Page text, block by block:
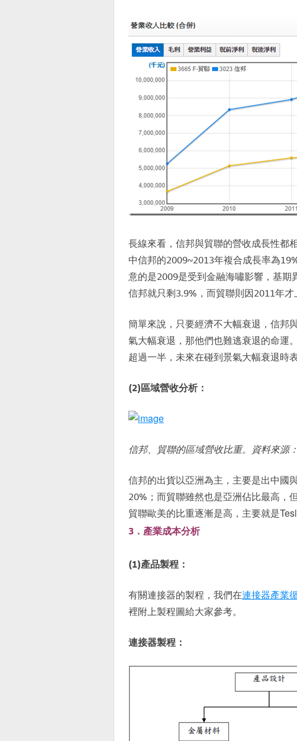
長線來看，信邦與貿聯的營收成長性都
中信邦的2009~2013年複合成長率為
意的是2009是受到金融海嘯影響，基期
信邦就只剩3.9%，而貿聯則因2011年才
簡單來說，只要經濟不大幅衰退，信邦
氣大幅衰退，那他們也難逃衰退的命運
超過一半，未來在碰到景氣大幅衰退時
(2)區域營收分析：
信邦、貿聯的區域營收比重。資料來源：
信邦的出貨以亞洲為主，主要是出中國
20%；而貿聯雖然也是亞洲佔比最高，
貿聯歐美的比重逐漸是高，主要就是
3．產業成本分析
(1)產品製程：
有關連接器的製程，我們在連接器產業
裡附上製程圖給大家參考。
連接器製程：